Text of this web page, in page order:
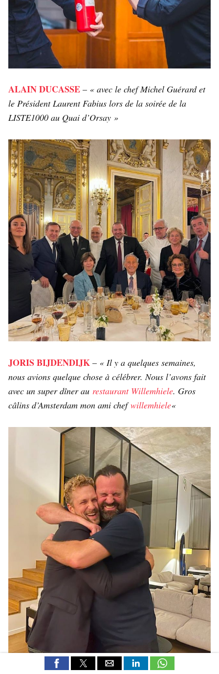
ALAIN DUCASSE – « avec le chef Michel Guérard et
le Président Laurent Fabius lors de la soirée de la
LISTE1000 au Quai d’Orsay »
JORIS BIJDENDIJK – « Il y a quelques semaines,
nous avions quelque chose à célébrer. Nous l’avons fait
avec un super dîner au restaurant Willemhiele. Gros
câlins d’Amsterdam mon ami chefwillemhiele«